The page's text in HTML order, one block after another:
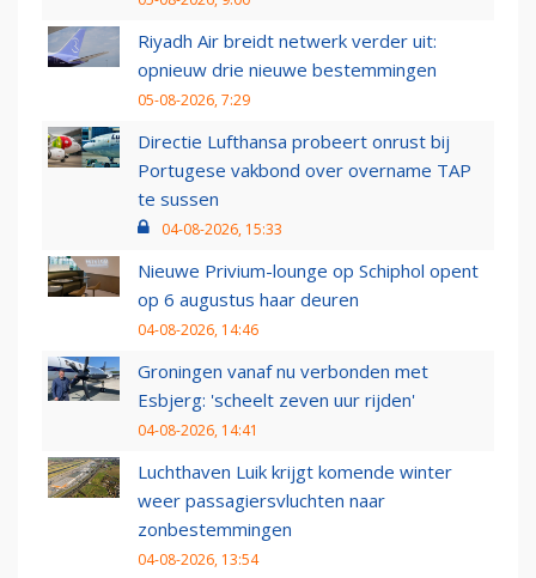
Riyadh Air breidt netwerk verder uit:
opnieuw drie nieuwe bestemmingen
05-08-2026, 7:29
Directie Lufthansa probeert onrust bij
Portugese vakbond over overname TAP
te sussen
04-08-2026, 15:33
Nieuwe Privium-lounge op Schiphol opent
op 6 augustus haar deuren
04-08-2026, 14:46
Groningen vanaf nu verbonden met
Esbjerg: 'scheelt zeven uur rijden'
04-08-2026, 14:41
Luchthaven Luik krijgt komende winter
weer passagiersvluchten naar
zonbestemmingen
04-08-2026, 13:54